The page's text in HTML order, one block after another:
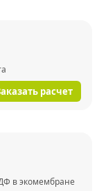
расчет
в экомембране